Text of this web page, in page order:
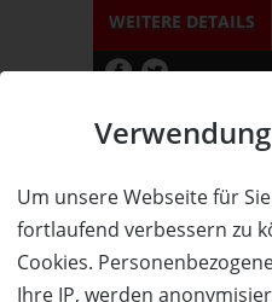
Um unsere Webseite für
fortlaufend verbessern zu
Cookies.
Ihre IP, werden
WEITERE DETAILS
Das
in einer Suite